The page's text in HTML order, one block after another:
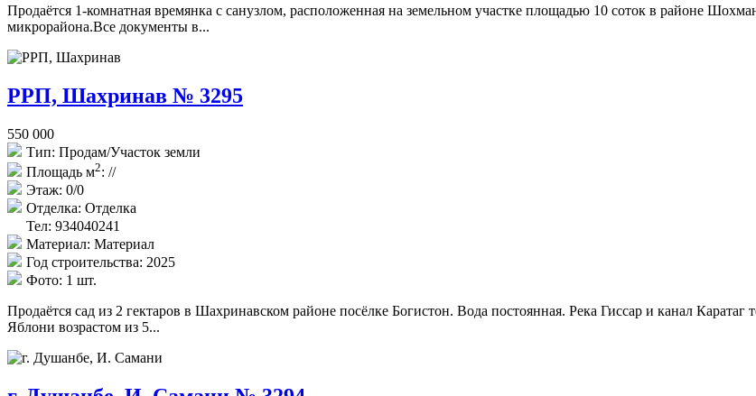
Продаётся 1-комнатная времянка с санузлом, расположенная на земельном участке площадью 10 соток в районе
микрорайона.Все документы в...
РРП, Шахринав № 3295
550 000
Тип: Продам/Участок земли
Площадь м2: //
Этаж: 0/0
Отделка: Отделка
Тел: 934040241
Материал: Материал
Год строительства: 2025
Фото: 1 шт.
Продаётся сад из 2 гектаров в Шахринавском районе посёлке Богистон. Вода постоянная. Река Гиссар и канал
Яблони возрастом из 5...